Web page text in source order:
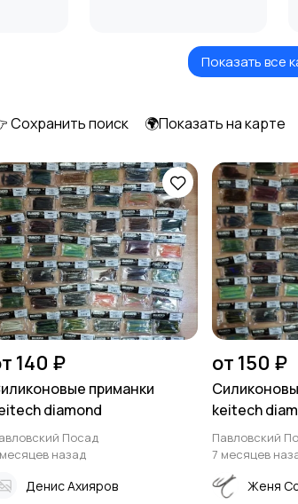
Вертикальные
Аксессуары для
приманок
Показать все
Сохранить поиск 🌍Показать на карте
140 ₽
приманки
diamond
Посад
назад
Денис Ахияров
от 150 ₽
keitech
Павловский
7 месяцев
Женя